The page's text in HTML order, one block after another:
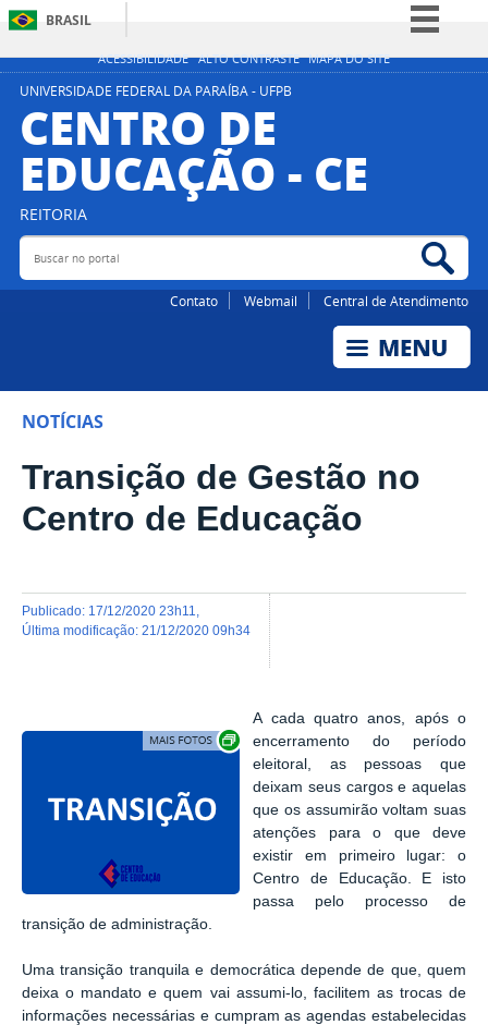
ACESSIBILIDADE ALTO CONTRASTE MAPA DO SITE
BRASIL
Simplifique!
Acesso à informação
Legislação
UNIVERSIDADE FEDERAL DA PARAÍBA - UFPB
CENTRO DE
EDUCAÇÃO - CE
REITORIA
Buscar no portal
Contato Webmail Central de Atendimento
NOTÍCIAS
Transição de Gestão no
Centro de Educação
publicado: 17/12/2020 23h11
última modificação: 21/12/2020 09h34
Exibir carrossel de imagens
A cada quatro anos, após o
encerramento do período
eleitoral, as pessoas que
deixam seus cargos e aquelas
que os assumirão voltam suas
atenções para o que deve
existir em primeiro lugar: o
Centro de Educação. E isto
passa pelo processo de
transição de administração.
Uma transição tranquila e democrática depende de que, quem
deixa o mandato e quem vai assumi-lo, facilitem as trocas de
informações necessárias e cumpram as agendas estabelecidas